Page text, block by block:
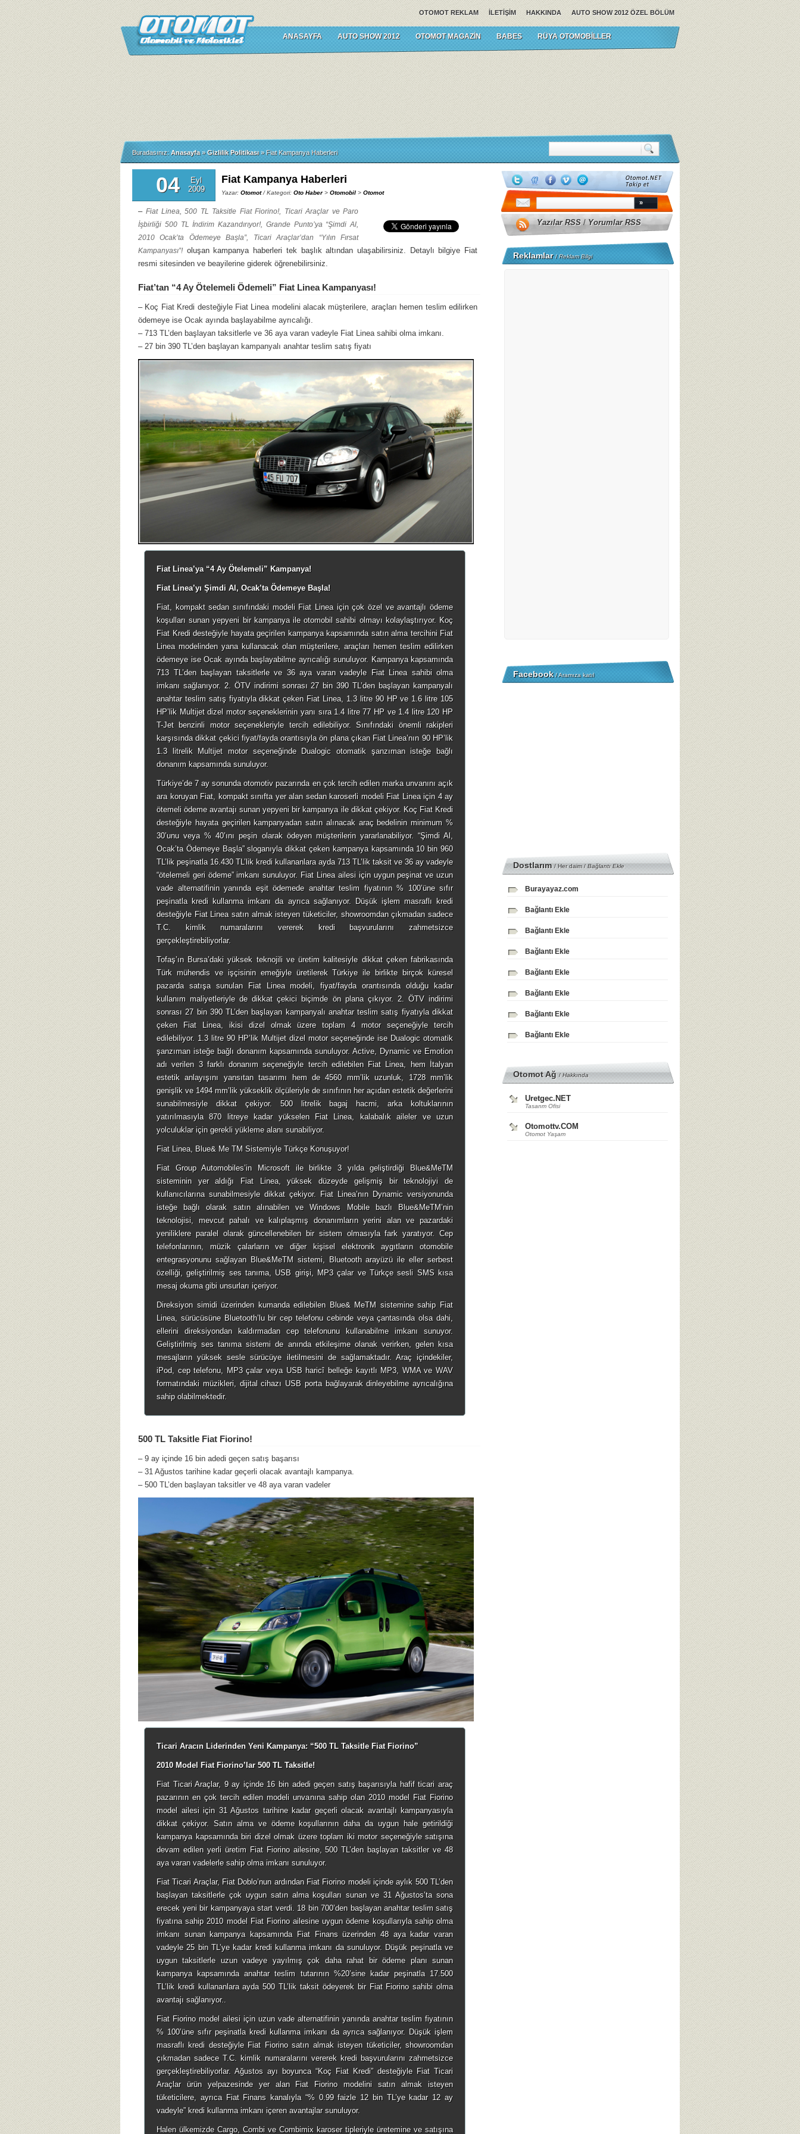
AUTO SHOW 2012 ÖZEL BÖLÜM
HAKKINDA
İLETIŞIM
OTOMOT REKLAM
ANASAYFA AUTO SHOW 2012 OTOMOT MAGAZIN BABES RÜYA OTOMOBILLER
Buradasınız: Anasayfa » Gizlilik Politikası » Fiat Kampanya Haberleri
04
Eyl
2009
Fiat Kampanya Haberleri
Yazar: Otomot/ Kategori: Oto Haber> Otomobil > Otomot
–Fiat Linea, 500 TL Taksitle Fiat Fiorino!, Ticari Araçlar ve Paro
İşbirliği 500 TL İndirim Kazandırıyor!, Grande Punto’ya “Şimdi Al,
2010 Ocak’ta Ödemeye Başla”, Ticari Araçlar’dan “Yılın Fırsat
Kampanyası”! oluşan kampanya haberleri tek başlık altından ulaşabilirsiniz. Detaylı bilgiye Fiat
resmi sitesinden ve beayilerine giderek öğrenebilirsiniz.
Fiat’tan “4 Ay Ötelemeli Ödemeli” Fiat Linea Kampanyası!
– Koç Fiat Kredi desteğiyle Fiat Linea modelini alacak müşterilere, araçları hemen teslim edilirken
ödemeye ise Ocak ayında başlayabilme ayrıcalığı.
– 713 TL’den başlayan taksitlerle ve 36 aya varan vadeyle Fiat Linea sahibi olma imkanı.
– 27 bin 390 TL’den başlayan kampanyalı anahtar teslim satış fiyatı
Fiat Linea’ya “4 Ay Ötelemeli” Kampanya!
Fiat Linea’yı Şimdi Al, Ocak’ta Ödemeye Başla!
Fiat, kompakt sedan sınıfındaki modeli Fiat Linea için çok özel ve avantajlı ödeme
koşulları sunan yepyeni bir kampanya ile otomobil sahibi olmayı kolaylaştırıyor. Koç
Fiat Kredi desteğiyle hayata geçirilen kampanya kapsamında satın alma tercihini Fiat
Linea modelinden yana kullanacak olan müşterilere, araçları hemen teslim edilirken
ödemeye ise Ocak ayında başlayabilme ayrıcalığı sunuluyor. Kampanya kapsamında
713 TL’den başlayan taksitlerle ve 36 aya varan vadeyle Fiat Linea sahibi olma
imkanı sağlanıyor. 2. ÖTV indirimi sonrası 27 bin 390 TL’den başlayan kampanyalı
anahtar teslim satış fiyatıyla dikkat çeken Fiat Linea, 1.3 litre 90 HP ve 1.6 litre 105
HP’lik Multijet dizel motor seçeneklerinin yanı sıra 1.4 litre 77 HP ve 1.4 litre 120 HP
T-Jet benzinli motor seçenekleriyle tercih edilebiliyor. Sınıfındaki önemli rakipleri
karşısında dikkat çekici fiyat/fayda orantısıyla ön plana çıkan Fiat Linea’nın 90 HP’lik
1.3 litrelik Multijet motor seçeneğinde Dualogic otomatik şanzıman isteğe bağlı
donanım kapsamında sunuluyor.
Türkiye’de 7 ay sonunda otomotiv pazarında en çok tercih edilen marka unvanını açık
ara koruyan Fiat, kompakt sınıfta yer alan sedan karoserli modeli Fiat Linea için 4 ay
ötemeli ödeme avantajı sunan yepyeni bir kampanya ile dikkat çekiyor. Koç Fiat Kredi
desteğiyle hayata geçirilen kampanyadan satın alınacak araç bedelinin minimum %
30’unu veya % 40’ını peşin olarak ödeyen müşterilerin yararlanabiliyor. “Şimdi Al,
Ocak’ta Ödemeye Başla” sloganıyla dikkat çeken kampanya kapsamında 10 bin 960
TL’lik peşinatla 16.430 TL’lik kredi kullananlara ayda 713 TL’lik taksit ve 36 ay vadeyle
“ötelemeli geri ödeme” imkanı sunuluyor. Fiat Linea ailesi için uygun peşinat ve uzun
vade alternatifinin yanında eşit ödemede anahtar teslim fiyatının % 100’üne sıfır
peşinatla kredi kullanma imkanı da ayrıca sağlanıyor. Düşük işlem masraflı kredi
desteğiyle Fiat Linea satın almak isteyen tüketiciler, showroomdan çıkmadan sadece
T.C. kimlik numaralarını vererek kredi başvurularını zahmetsizce
gerçekleştirebiliyorlar.
Tofaş’ın Bursa’daki yüksek teknojili ve üretim kalitesiyle dikkat çeken fabrikasında
Türk mühendis ve işçisinin emeğiyle üretilerek Türkiye ile birlikte birçok küresel
pazarda satışa sunulan Fiat Linea modeli, fiyat/fayda orantısında olduğu kadar
kullanım maliyetleriyle de dikkat çekici biçimde ön plana çıkıyor. 2. ÖTV indirimi
sonrası 27 bin 390 TL’den başlayan kampanyalı anahtar teslim satış fiyatıyla dikkat
çeken Fiat Linea, ikisi dizel olmak üzere toplam 4 motor seçeneğiyle tercih
edilebiliyor. 1.3 litre 90 HP’lik Multijet dizel motor seçeneğinde ise Dualogic otomatik
şanzıman isteğe bağlı donanım kapsamında sunuluyor. Active, Dynamic ve Emotion
adı verilen 3 farklı donanım seçeneğiyle tercih edilebilen Fiat Linea, hem İtalyan
estetik anlayışını yansıtan tasarımı hem de 4560 mm’lik uzunluk, 1728 mm’lik
genişlik ve 1494 mm’lik yükseklik ölçüleriyle de sınıfının her açıdan estetik değerlerini
sunabilmesiyle dikkat çekiyor. 500 litrelik bagaj hacmi, arka koltuklarının
yatırılmasıyla 870 litreye kadar yükselen Fiat Linea, kalabalık aileler ve uzun
yolculuklar için gerekli yükleme alanı sunabiliyor.
Fiat Linea, Blue& Me TM Sistemiyle Türkçe Konuşuyor!
Fiat Group Automobiles’in Microsoft ile birlikte 3 yılda geliştirdiği Blue&MeTM
sisteminin yer aldığı Fiat Linea, yüksek düzeyde gelişmiş bir teknolojiyi de
kullanıcılarına sunabilmesiyle dikkat çekiyor. Fiat Linea’nın Dynamic versiyonunda
isteğe bağlı olarak satın alınabilen ve Windows Mobile bazlı Blue&MeTM’nin
teknolojisi, mevcut pahalı ve kalıplaşmış donanımların yerini alan ve pazardaki
yeniliklere paralel olarak güncellenebilen bir sistem olmasıyla fark yaratıyor. Cep
telefonlarının, müzik çalarların ve diğer kişisel elektronik aygıtların otomobile
entegrasyonunu sağlayan Blue&MeTM sistemi, Bluetooth arayüzü ile eller serbest
özelliği, geliştirilmiş ses tanıma, USB girişi, MP3 çalar ve Türkçe sesli SMS kısa
mesaj okuma gibi unsurları içeriyor.
Direksiyon simidi üzerinden kumanda edilebilen Blue& MeTM sistemine sahip Fiat
Linea, sürücüsüne Bluetooth’lu bir cep telefonu cebinde veya çantasında olsa dahi,
ellerini direksiyondan kaldırmadan cep telefonunu kullanabilme imkanı sunuyor.
Geliştirilmiş ses tanıma sistemi de anında etkileşime olanak verirken, gelen kısa
mesajların yüksek sesle sürücüye iletilmesini de sağlamaktadır. Araç içindekiler,
iPod, cep telefonu, MP3 çalar veya USB haricî belleğe kayıtlı MP3, WMA ve WAV
formatındaki müzikleri, dijital cihazı USB porta bağlayarak dinleyebilme ayrıcalığına
sahip olabilmektedir.
500 TL Taksitle Fiat Fiorino!
– 9 ay içinde 16 bin adedi geçen satış başarısı
– 31 Ağustos tarihine kadar geçerli olacak avantajlı kampanya.
– 500 TL’den başlayan taksitler ve 48 aya varan vadeler
Ticari Aracın Liderinden Yeni Kampanya: “500 TL Taksitle Fiat Fiorino”
2010 Model Fiat Fiorino’lar 500 TL Taksitle!
Fiat Ticari Araçlar, 9 ay içinde 16 bin adedi geçen satış başarısıyla hafif ticari araç
pazarının en çok tercih edilen modeli unvanına sahip olan 2010 model Fiat Fiorino
model ailesi için 31 Ağustos tarihine kadar geçerli olacak avantajlı kampanyasıyla
dikkat çekiyor. Satın alma ve ödeme koşullarının daha da uygun hale getirildiği
kampanya kapsamında biri dizel olmak üzere toplam iki motor seçeneğiyle satışına
devam edilen yerli üretim Fiat Fiorino ailesine, 500 TL’den başlayan taksitler ve 48
aya varan vadelerle sahip olma imkanı sunuluyor.
Fiat Ticari Araçlar, Fiat Doblo’nun ardından Fiat Fiorino modeli içinde aylık 500 TL’den
başlayan taksitlerle çok uygun satın alma koşulları sunan ve 31 Ağustos’ta sona
erecek yeni bir kampanyaya start verdi. 18 bin 700’den başlayan anahtar teslim satış
fiyatına sahip 2010 model Fiat Fiorino ailesine uygun ödeme koşullarıyla sahip olma
imkanı sunan kampanya kapsamında Fiat Finans üzerinden 48 aya kadar varan
vadeyle 25 bin TL’ye kadar kredi kullanma imkanı da sunuluyor. Düşük peşinatla ve
uygun taksitlerle uzun vadeye yayılmış çok daha rahat bir ödeme planı sunan
kampanya kapsamında anahtar teslim tutarının %20’sine kadar peşinatla 17.500
TL’lik kredi kullananlara ayda 500 TL’lik taksit ödeyerek bir Fiat Fiorino sahibi olma
avantajı sağlanıyor..
Fiat Fiorino model ailesi için uzun vade alternatifinin yanında anahtar teslim fiyatının
% 100’üne sıfır peşinatla kredi kullanma imkanı da ayrıca sağlanıyor. Düşük işlem
masraflı kredi desteğiyle Fiat Fiorino satın almak isteyen tüketiciler, showroomdan
çıkmadan sadece T.C. kimlik numaralarını vererek kredi başvurularını zahmetsizce
gerçekleştirebiliyorlar. Ağustos ayı boyunca “Koç Fiat Kredi” desteğiyle Fiat Ticari
Araçlar ürün yelpazesinde yer alan Fiat Fiorino modelini satın almak isteyen
tüketicilere, ayrıca Fiat Finans kanalıyla “% 0.99 faizle 12 bin TL’ye kadar 12 ay
vadeyle” kredi kullanma imkanı içeren avantajlar sunuluyor.
Halen ülkemizde Cargo, Combi ve Combimix karoser tipleriyle üretemine ve satışına
Yazılar RSS/Yorumlar RSS
Reklamlar/Reklam Bilgi
Facebook/ Aramıza katıl
Dostlarım/ Her daim /Bağlantı Ekle
Burayayaz.com
Bağlantı Ekle
Bağlantı Ekle
Bağlantı Ekle
Bağlantı Ekle
Bağlantı Ekle
Bağlantı Ekle
Bağlantı Ekle
Otomot Ağ/Hakkında
Uretgec.NET
Tasarım Ofisi
Otomottv.COM
Otomot Yaşam